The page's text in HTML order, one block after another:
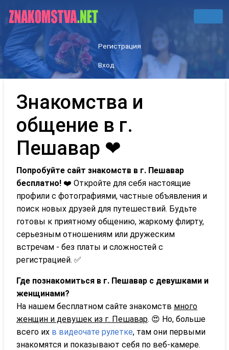
Регистрация
Вход
Знакомства и
общение в г.
Пешавар ❤
Попробуйте сайт знакомств в г. Пешавар
бесплатно! ❤️ Откройте для себя настоящие
профили с фотографиями, частные объявления и
поиск новых друзей для путешествий. Будьте
готовы к приятному общению, жаркому флирту,
серьезным отношениям или дружеским
встречам - без платы и сложностей с
регистрацией. ✅
Где познакомиться в г. Пешавар с девушками и
женщинами?
На нашем бесплатном сайте знакомств много
женщин и девушек из г. Пешавар. 😍 Но, больше
всего их в видеочате рулетке, там они первыми
знакомятся и показывают себя по веб-камере.